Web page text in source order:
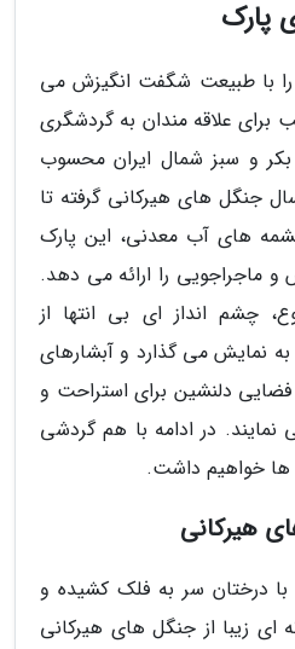
پارک
را با طبیعت شگفت انگیزش می
علاقه مندان به گردشگری
و سبز شمال ایران محسوب
جنگل های هیرکانی گرفته تا
های آب معدنی، این پارک
و ماجراجویی را ارائه می دهد.
چشم انداز ای بی انتها از
به نمایش می گذارد و آبشارهای
دلنشین برای استراحت و
در ادامه با هم گردشی
ها خواهیم داشت.
هیرکانی
با درختان سر به فلک کشیده و
ای زیبا از جنگل های هیرکانی